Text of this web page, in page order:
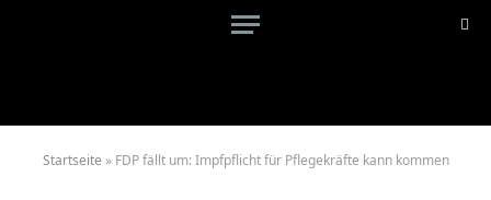
Startseite » FDP fällt um: Impfpflicht für Pflegekräfte kann kommen